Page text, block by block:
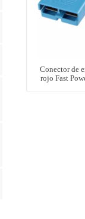
Conector de
rojo Fast